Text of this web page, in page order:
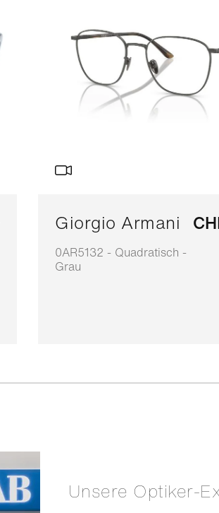
Giorgio Armani
0AR5132 - Quadratisch -
Grau
Unsere Optiker-